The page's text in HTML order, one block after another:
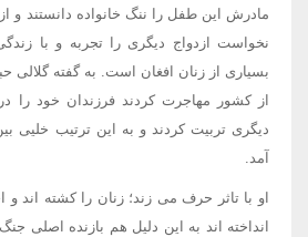
مادرش این طفل را ننگ خانواده دانستند و
نخواست ازدواج دیگری را تجربه و با
بسیاری از زنان افغان است. به گفته گلالی
از کشور مهاجرت کردند فرزندان خود را
دیگری تربیت کردند و به این ترتیب خلیی
آمد.
او با تاثر حرف می زند؛ زنان را کشته اند
انداخته اند به این دلیل هم بازنده اصلی